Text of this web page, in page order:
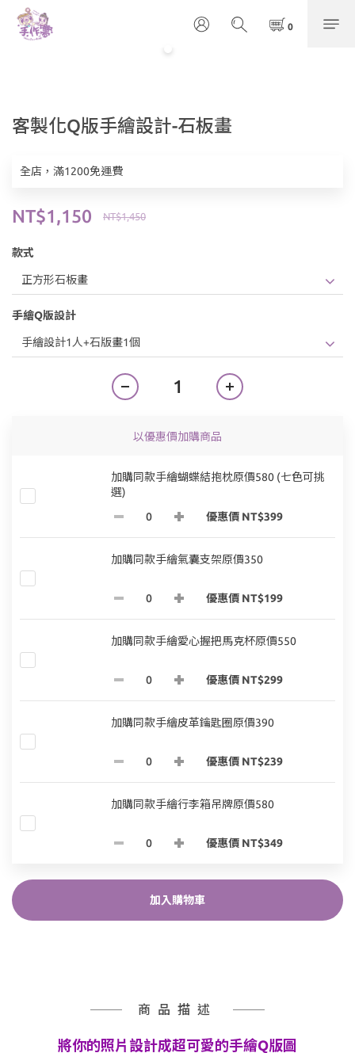
客製化Q版手繪設計-石板畫
全店，滿1200免運費
NT$1,450
NT$1,150
款式
手繪Q版設計
以優惠價加購商品
加購同款手繪蝴蝶結抱枕原價580 (七色可挑
選)
優惠價 NT$399
加購同款手繪氣囊支架原價350
優惠價 NT$199
加購同款手繪愛心握把馬克杯原價550
優惠價 NT$299
加購同款手繪皮革鑰匙圈原價390
優惠價 NT$239
加購同款手繪行李箱吊牌原價580
優惠價 NT$349
加入購物車
商品描述
將你的照片設計成超可愛的手繪Q版圖